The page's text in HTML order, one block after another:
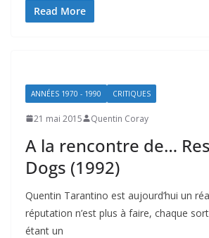
Read More
ANNÉES 1970 - 1990 CRITIQUES
21 mai 2015 Quentin Coray
A la rencontre de…
Dogs (1992)
Quentin Tarantino est aujourd’hui un
réputation n’est plus à faire, chaque
étant un